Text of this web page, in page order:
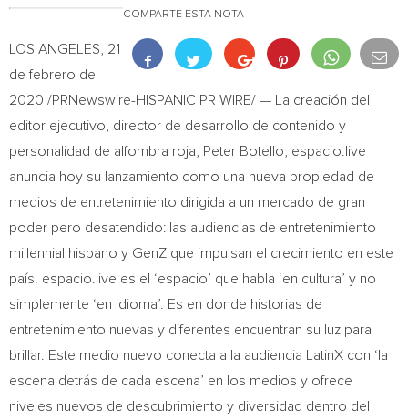
COMPARTE ESTA NOTA
LOS ANGELES , 21
de febrero de
2020 /PRNewswire-HISPANIC PR WIRE/ — La creación del
editor ejecutivo, director de desarrollo de contenido y
personalidad de alfombra roja,
Peter Botello; espacio.live
anuncia hoy su lanzamiento como una nueva propiedad de
medios de entretenimiento dirigida a un mercado de gran
poder pero desatendido: las audiencias de entretenimiento
millennial hispano y GenZ que impulsan el crecimiento en este
país. espacio.live es el ‘espacio’ que habla ‘en cultura’ y no
simplemente ‘en idioma’. Es en donde historias de
entretenimiento nuevas y diferentes encuentran su luz para
brillar. Este medio nuevo conecta a la audiencia LatinX con ‘la
escena detrás de cada escena’ en los medios y ofrece
niveles nuevos de descubrimiento y diversidad dentro del